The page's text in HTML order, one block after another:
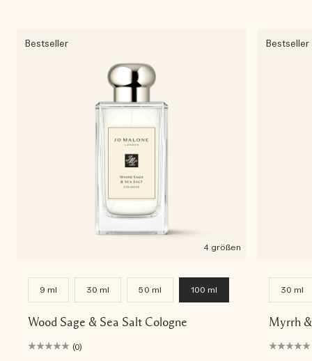
Bestseller
4 größen
9 ml 30 ml 50 ml 100 ml
Wood Sage & Sea Salt Cologne
(0)
Bestseller
30 ml
Myrrh